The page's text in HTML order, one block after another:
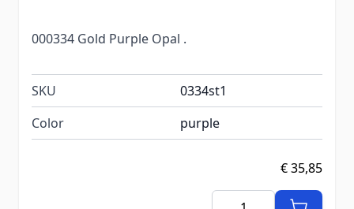
000334 Gold Purple Opal .
SKU
0334st1
Color
purple
€ 35,85
Aantal